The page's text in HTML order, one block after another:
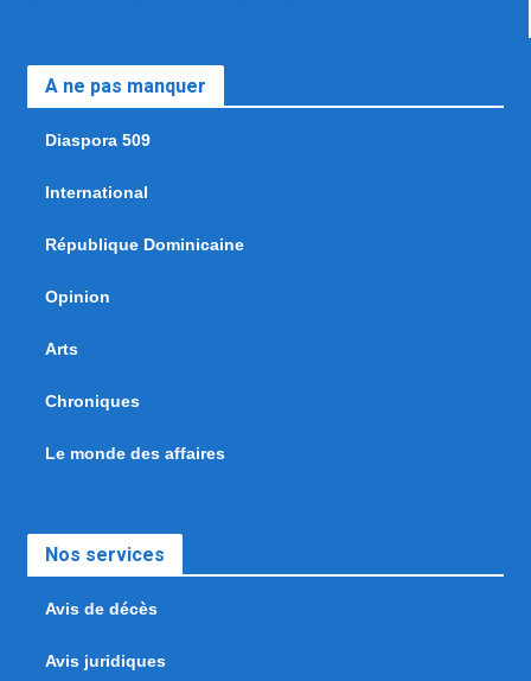
A ne pas manquer
Diaspora 509
International
République Dominicaine
Opinion
Arts
Chroniques
Le monde des affaires
Nos services
Avis de décès
Avis juridiques